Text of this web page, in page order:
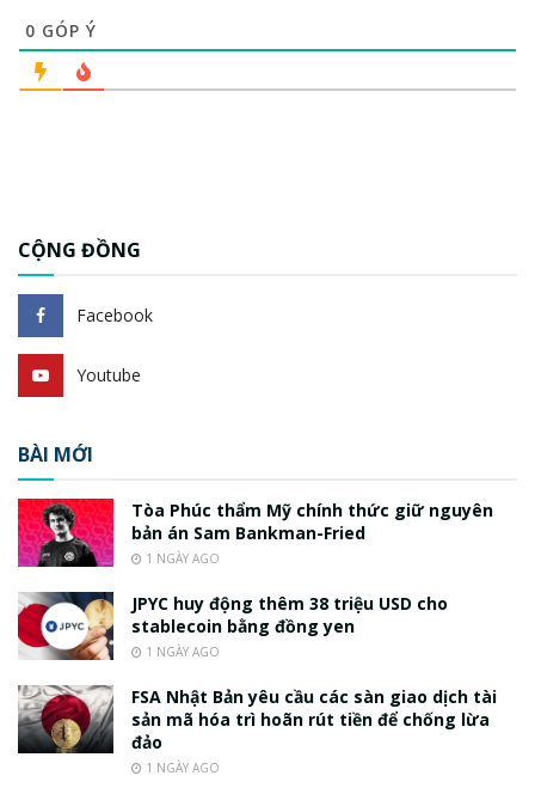
0 GÓP Ý
CỘNG ĐỒNG
Facebook
Youtube
BÀI MỚI
Tòa Phúc thẩm Mỹ chính thức giữ nguyên
bản án Sam Bankman-Fried
1 NGÀY AGO
JPYC huy động thêm 38 triệu USD cho
stablecoin bằng đồng yen
1 NGÀY AGO
FSA Nhật Bản yêu cầu các sàn giao dịch tài
sản mã hóa trì hoãn rút tiền để chống lừa
đảo
1 NGÀY AGO